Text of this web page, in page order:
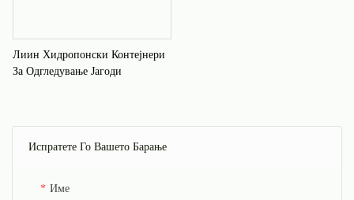
Испратете Го Вашето Барање
Име
Лиин Хидропонски Контејнери
За Одгледување Јагоди